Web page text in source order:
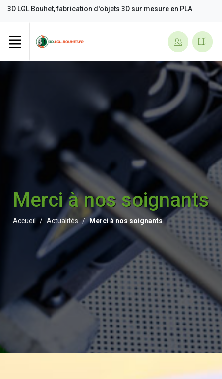
3D LGL Bouhet, fabrication d'objets 3D sur mesure en PLA
Merci à nos soignants
Accueil Actualités Merci à nos soignants